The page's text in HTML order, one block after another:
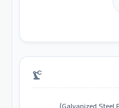
precision_manufacturing